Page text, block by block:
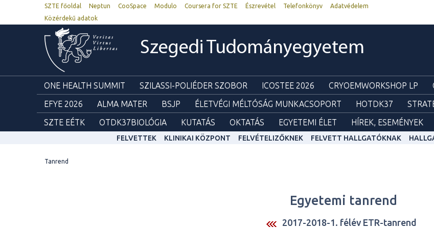
SZTE főoldal Neptun CooSpace Modulo Coursera for SZTE Észrevétel Telefonkönyv
Adatvédelem
Közérdekű adatok
Szegedi Tudományegyetem
ONE HEALTH SUMMIT SZILASSI-POLIÉDER SZOBOR ICOSTEE 2026 CRYOEMWORKSHOP LP
EFYE 2026
ALMA MATER BSJP ÉLETVÉGI MÉLTÓSÁG MUNKACSOPORT HOTDK37
SZTE EÉTK
OTDK37BIOLÓGIA KUTATÁS OKTATÁS EGYETEMI ÉLET HÍREK, ESEMÉNYEK
FELVETTEK KLINIKAI KÖZPONT FELVÉTELIZŐKNEK FELVETT HALLGATÓKNAK
Tanrend
Egyetemi tanrend
2017-2018-1. félév ETR-tanrend